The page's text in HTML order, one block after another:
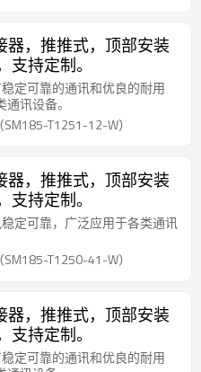
器，推推式，顶部安装
支持定制。
定可靠的通讯和优良的耐用
讯设备。
T1251-12-W）
器，推推式，顶部安装
支持定制。
定可靠，广泛应用于各类通讯
T1250-41-W）
器，推推式，顶部安装
支持定制。
定可靠的通讯和优良的耐用